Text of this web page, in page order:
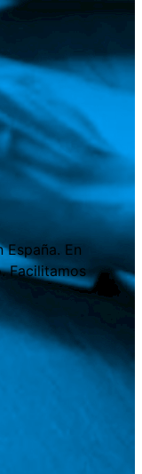
En
Facilitamos